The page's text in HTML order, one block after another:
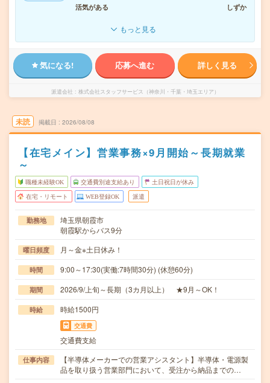
活気がある
しずか
もっと見る
気になる! 応募へ進む 詳しく見る
派遣会社 株式会社スタッフサービス（神奈川・千葉・埼玉エリア）
未読 掲載日 2026/08/08
【在宅メイン】営業事務×9月開始～長期就業
～
職種未経験OK 交通費別途支給あり 土日祝日が休み
在宅・リモート WEB登録OK 派遣
勤務地
埼玉県朝霞市
朝霞駅からバス9分
曜日頻度 月～金※土日休み！
時間 9:00～17:30(実働:7時間30分) (休憩60分)
期間 2026/9/上旬～長期（3カ月以上） ★9月～OK！
時給 時給1500円
交通費
交通費支給
仕事内容
【半導体メーカーでの営業アシスタント】半導体・電源製
品を取り扱う営業部門において、受注から納品までの…